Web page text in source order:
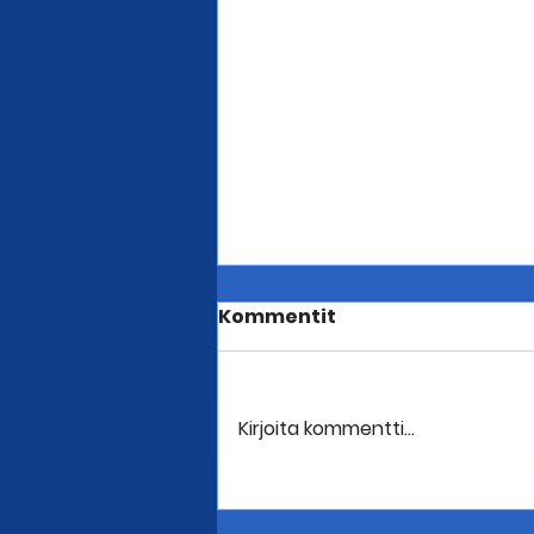
Lähes sata ajoi Seutulan
Kommentit
Kirjoita kommentti...